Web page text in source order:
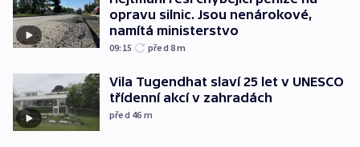
opravu silnic. Jsou nenárokové,
namítá ministerstvo
09:15 před 8m
Vila Tugendhat slaví 25 let v UNESCO
třídenní akcí v zahradách
před 46 m